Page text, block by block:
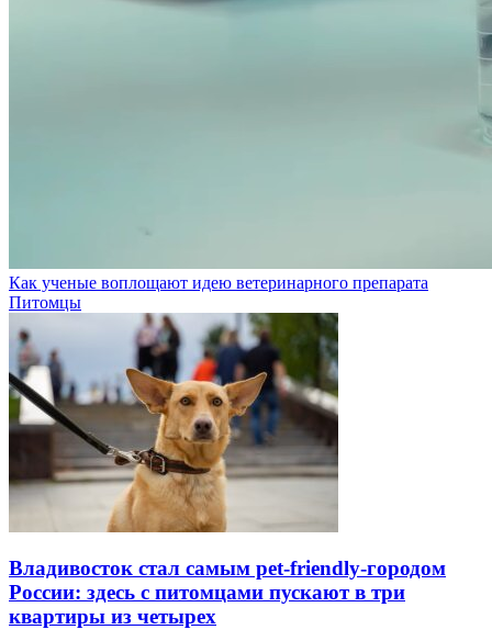
Как ученые воплощают идею ветеринарного препарата
Питомцы
Владивосток стал самым pet-friendly-городом
России: здесь с питомцами пускают в три
квартиры из четырех